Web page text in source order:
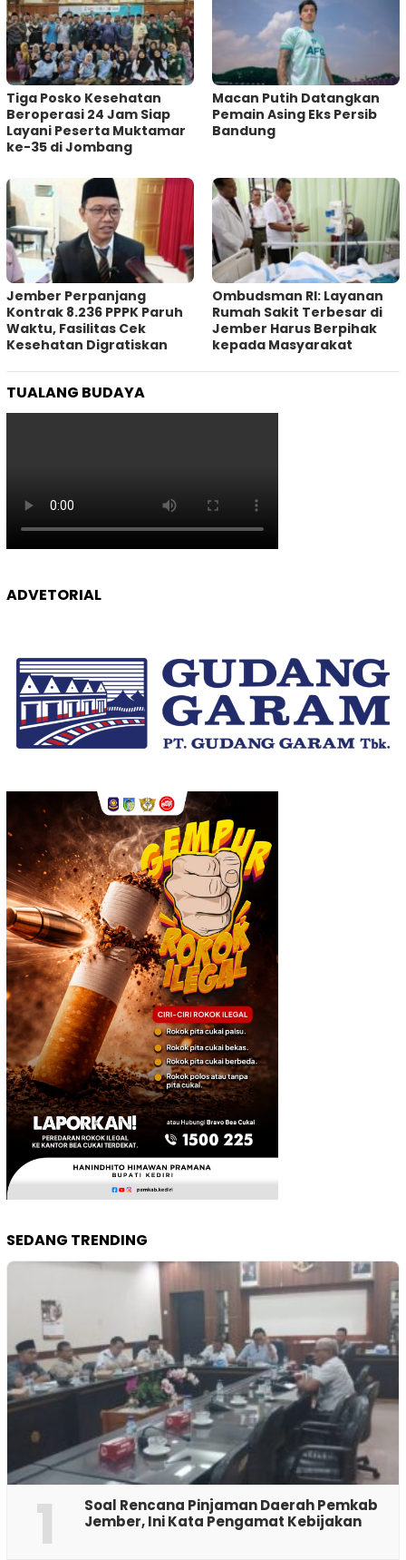
Tiga Posko Kesehatan
Beroperasi 24 Jam Siap
Layani Peserta Muktamar
ke-35 di Jombang
Macan Putih Datangkan
Pemain Asing Eks Persib
Bandung
Jember Perpanjang
Kontrak 8.236 PPPK Paruh
Waktu, Fasilitas Cek
Kesehatan Digratiskan
Ombudsman RI: Layanan
Rumah Sakit Terbesar di
Jember Harus Berpihak
kepada Masyarakat
TUALANG BUDAYA
ADVETORIAL
SEDANG TRENDING
1
‎Soal Rencana Pinjaman Daerah Pemkab
Jember, Ini Kata Pengamat Kebijakan ‎